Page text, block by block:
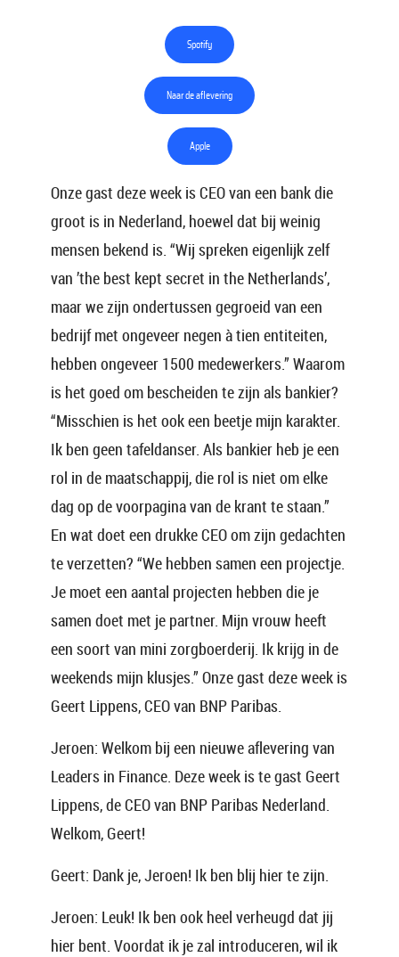
Spotify
Naar de aflevering
Apple
Onze gast deze week is CEO van een bank die
groot is in Nederland, hoewel dat bij weinig
mensen bekend is. “Wij spreken eigenlijk zelf
van ’the best kept secret in the Netherlands’,
maar we zijn ondertussen gegroeid van een
bedrijf met ongeveer negen à tien entiteiten,
hebben ongeveer 1500 medewerkers.” Waarom
is het goed om bescheiden te zijn als bankier?
“Misschien is het ook een beetje mijn karakter.
Ik ben geen tafeldanser. Als bankier heb je een
rol in de maatschappij, die rol is niet om elke
dag op de voorpagina van de krant te staan.”
En wat doet een drukke CEO om zijn gedachten
te verzetten? “We hebben samen een projectje.
Je moet een aantal projecten hebben die je
samen doet met je partner. Mijn vrouw heeft
een soort van mini zorgboerderij. Ik krijg in de
weekends mijn klusjes.” Onze gast deze week is
Geert Lippens, CEO van BNP Paribas.
Jeroen: Welkom bij een nieuwe aflevering van
Leaders in Finance. Deze week is te gast Geert
Lippens, de CEO van BNP Paribas Nederland.
Welkom, Geert!
Geert: Dank je, Jeroen! Ik ben blij hier te zijn.
Jeroen: Leuk! Ik ben ook heel verheugd dat jij
hier bent. Voordat ik je zal introduceren, wil ik